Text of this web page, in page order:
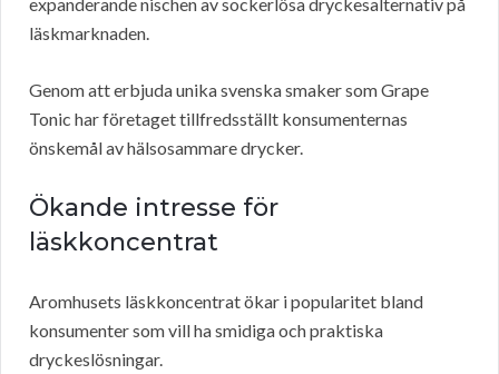
läskmarknaden.
Genom att erbjuda unika svenska smaker som Grape
Tonic har företaget tillfredsställt konsumenternas
önskemål av hälsosammare drycker.
Ökande intresse för
läskkoncentrat
Aromhusets läskkoncentrat ökar i popularitet bland
konsumenter som vill ha smidiga och praktiska
dryckeslösningar.